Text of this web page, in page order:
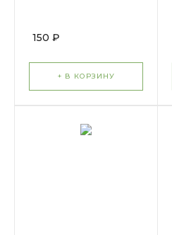
150 ₽
+ В КОРЗИНУ